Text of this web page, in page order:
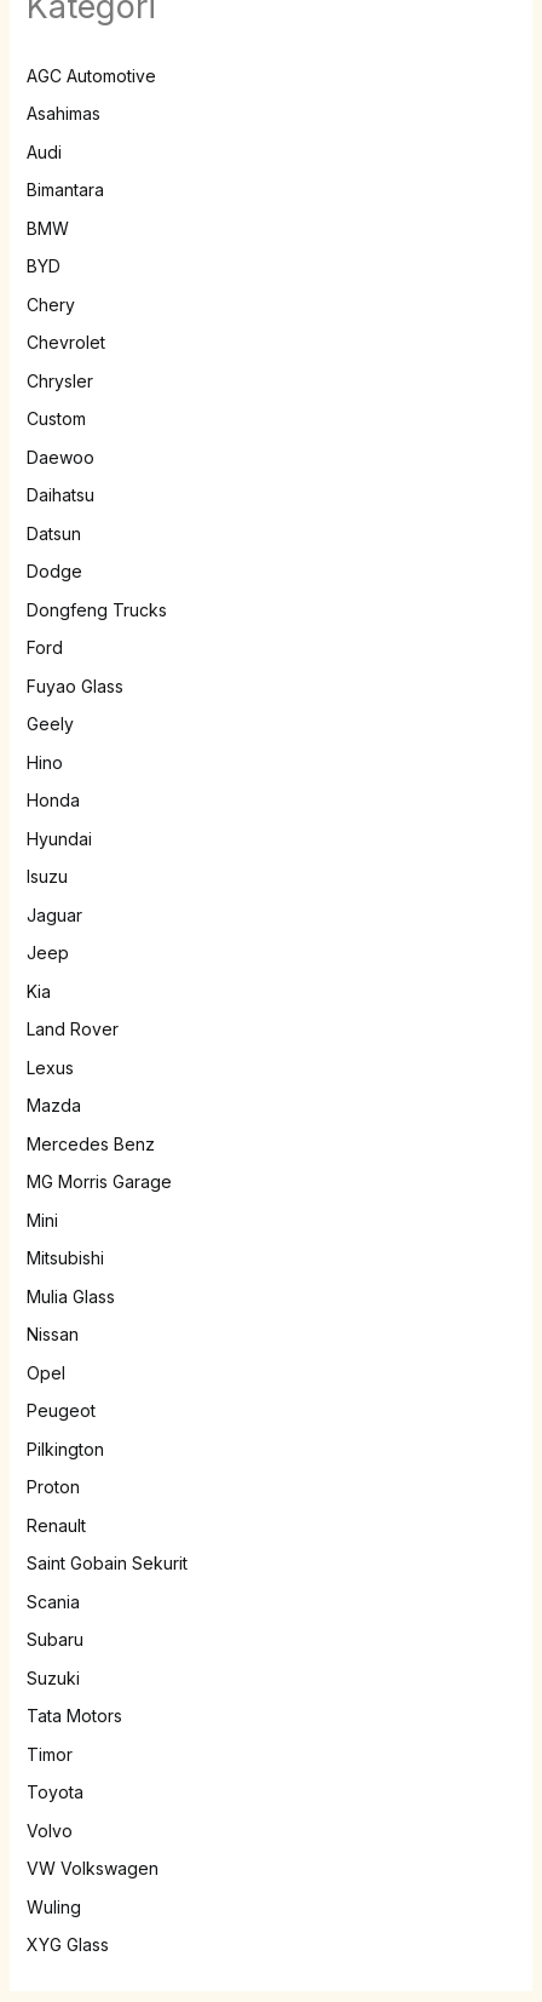
AGC Automotive
Asahimas
Audi
Bimantara
BMW
BYD
Chery
Chevrolet
Chrysler
Custom
Daewoo
Daihatsu
Datsun
Dodge
Dongfeng Trucks
Ford
Fuyao Glass
Geely
Hino
Honda
Hyundai
Isuzu
Jaguar
Jeep
Kia
Land Rover
Lexus
Mazda
Mercedes Benz
MG Morris Garage
Mini
Mitsubishi
Mulia Glass
Nissan
Opel
Peugeot
Pilkington
Proton
Renault
Saint Gobain Sekurit
Scania
Subaru
Suzuki
Tata Motors
Timor
Toyota
Volvo
VW Volkswagen
Wuling
XYG Glass